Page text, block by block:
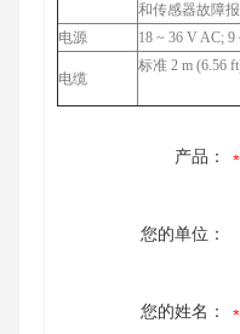
和传感器故障
电源
18 ~ 36 V AC;
电缆
标准 2 m (6.56
产品：
您的单位：
您的姓名：